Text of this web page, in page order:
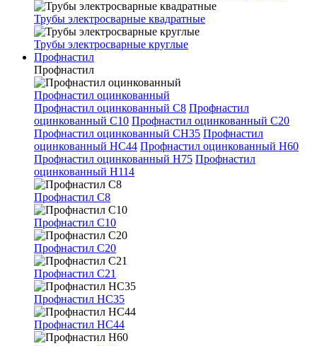
Трубы электросварные квадратные
Трубы электросварные круглые
Профнастил
Профнастил
Профнастил оцинкованный
Профнастил оцинкованный С8 Профнастил
оцинкованный С10 Профнастил оцинкованный С20
Профнастил оцинкованный СН35 Профнастил
оцинкованный НС44 Профнастил оцинкованный Н60
Профнастил оцинкованный Н75 Профнастил
оцинкованный Н114
Профнастил С8
Профнастил С10
Профнастил С20
Профнастил С21
Профнастил НС35
Профнастил НС44